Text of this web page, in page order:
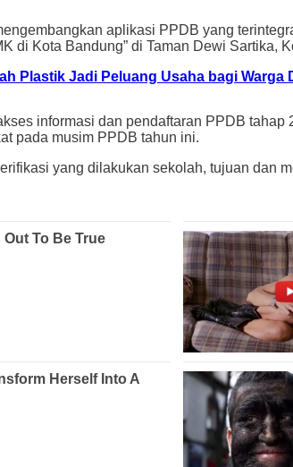
aplikasi PPDB yang
di Kota Bandung” di Taman Dewi Sartika,
Plastik Jadi Peluang Usaha bagi Warga
informasi dan pendaftaran PPDB
pada musim PPDB tahun ini.
yang dilakukan sekolah, tujuan dan